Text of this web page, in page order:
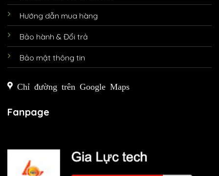
Hướng dẫn mua hàng
Bảo hành & Đổi trả
Bảo mật thông tin
Chỉ đường trên Google Maps
Fanpage